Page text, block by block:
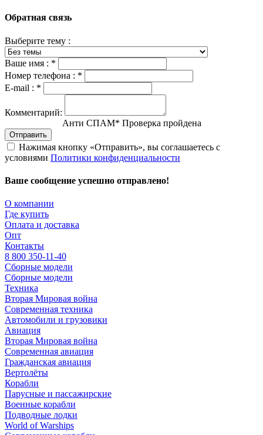
Обратная связь
Выберите тему :
Ваше имя : *
Номер телефона : *
E-mail : *
Комментарий:
Анти СПАМ* Проверка пройдена
Отправить
Нажимая кнопку «Отправить», вы соглашаетесь с
условиями Политики конфиденциальности
Ваше сообщение успешно отправлено!
О компании
Где купить
Оплата и доставка
Опт
Контакты
8 800 350-11-40
Сборные модели
Сборные модели
Техника
Вторая Мировая война
Современная техника
Автомобили и грузовики
Авиация
Вторая Мировая война
Современная авиация
Гражданская авиация
Вертолёты
Корабли
Парусные и пассажирские
Военные корабли
Подводные лодки
World of Warships